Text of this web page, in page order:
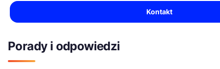
Kontakt
Porady i odpowiedzi